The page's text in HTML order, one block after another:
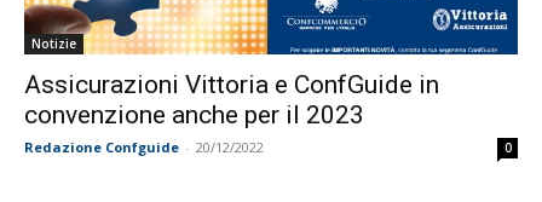
Notizie
Assicurazioni Vittoria e ConfGuide in
convenzione anche per il 2023
Redazione Confguide - 20/12/2022 0